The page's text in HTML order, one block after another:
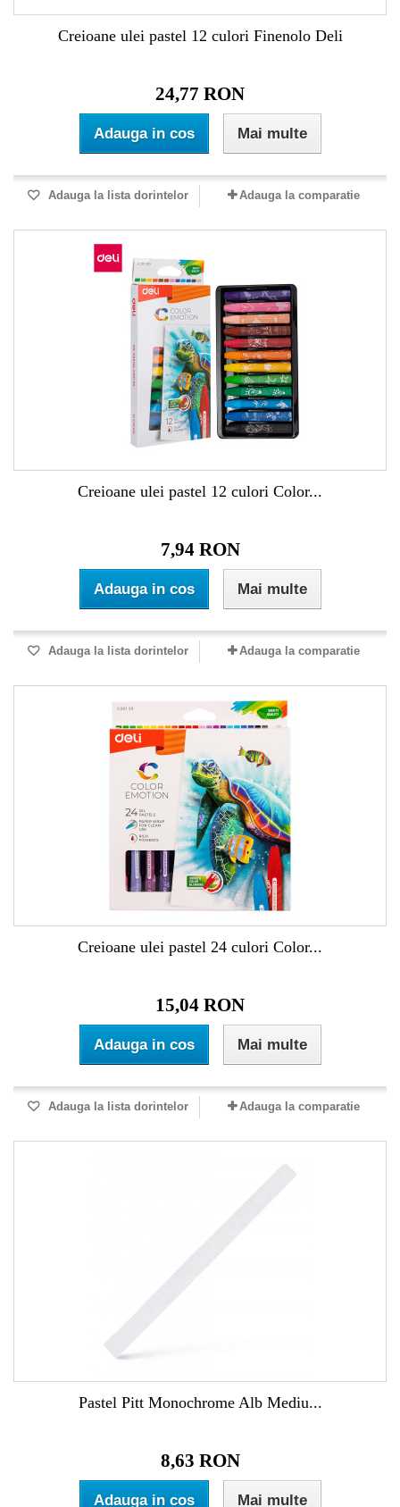
Creioane ulei pastel 12 culori Finenolo Deli
24,77 RON
Adauga in cos Mai multe
Adauga la lista dorintelor Adauga la comparatie
Creioane ulei pastel 12 culori Color...
7,94 RON
Adauga in cos Mai multe
Adauga la lista dorintelor Adauga la comparatie
Creioane ulei pastel 24 culori Color...
15,04 RON
Adauga in cos Mai multe
Adauga la lista dorintelor Adauga la comparatie
Pastel Pitt Monochrome Alb Mediu...
8,63 RON
Adauga in cos Mai multe